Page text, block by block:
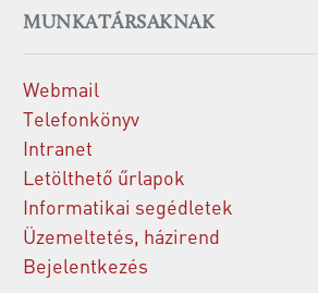
MUNKATÁRSAKNAK
Webmail
Telefonkönyv
Intranet
Letölthető űrlapok
Informatikai segédletek
Üzemeltetés, házirend
Bejelentkezés